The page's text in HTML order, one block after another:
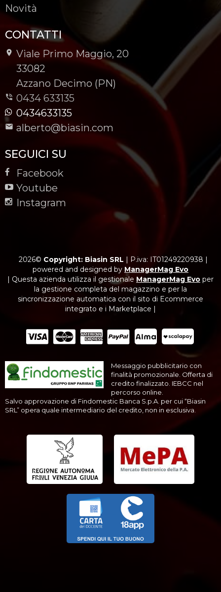
Novità
CONTATTI
Viale Primo Maggio, 20
-
33082
-
Azzano Decimo (PN)
0434 633135
0434633135
alberto@biasin.com
SEGUICI SU
Facebook
Youtube
Instagram
2026© Copyright: Biasin SRL | P.iva: IT01249220938 |
powered and designed by ManagerMag Evo
| Questa azienda utilizza il gestionale ManagerMag Evo per
la gestione completa del magazzino e per la
sincronizzazione automatica con il sito di Ecommerce
integrato e i Marketplace |
Messaggio pubblicitario con
finalità promozionale. Offerta di
credito finalizzato. IEBCC nel
percorso online.
Salvo approvazione di Findomestic Banca S.p.A. per cui “Biasin
SRL” opera quale intermediario del credito, non in esclusiva.